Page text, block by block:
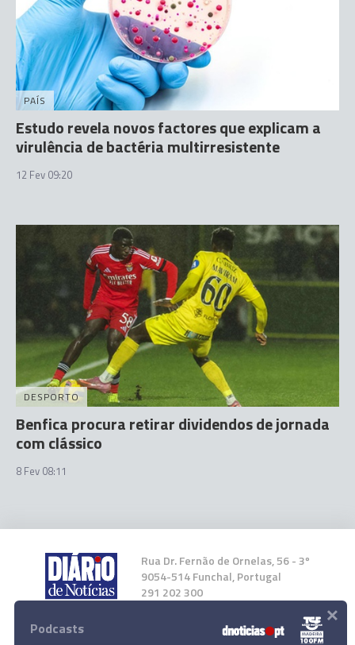
PAÍS
Estudo revela novos factores que explicam a
virulência de bactéria multirresistente
12 Fev 09:20
DESPORTO
Benfica procura retirar dividendos de jornada
com clássico
8 Fev 08:11
Rua Dr. Fernão de Ornelas, 56 - 3º
9054-514 Funchal, Portugal
291 202 300
Instale a nossa App
Podcasts ×